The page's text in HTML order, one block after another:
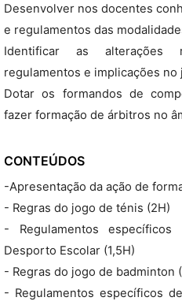
Desenvolver nos docentes
e regulamentos das
Identificar as alterações
regulamentos e implicações no
Dotar os formandos de
fazer formação de árbitros no
CONTEÚDOS
-Apresentação da ação de
- Regras do jogo de ténis (2H)
- Regulamentos
Desporto Escolar (1,5H)
- Regras do jogo de badminton
- Regulamentos específicos